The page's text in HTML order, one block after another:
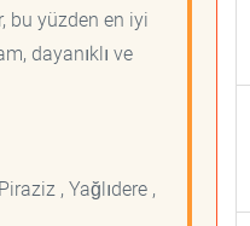
bu yüzden en iyi
dayanıklı ve
, Yağlıdere ,